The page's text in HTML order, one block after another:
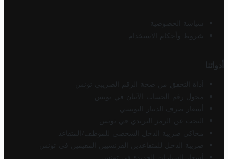
سياسة الخصوصية
شروط وأحكام الاستخدام
أدواتنا
أداة التحقق من صحة الرقم الضريبي تونس
محول رقم الحساب الآيبان في تونس
أسعار صرف الدينار التونسي
البحث عن الرمز البريدي في تونس
محاكي ضريبة الدخل الشخصي للموظف/المتقاعد
ضريبة الدخل للمتقاعدين الفرنسيين المقيمين في تونس